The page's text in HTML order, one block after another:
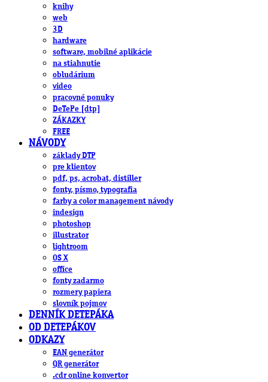
knihy
web
3D
hardware
software, mobilné aplikácie
na stiahnutie
obludárium
video
pracovné ponuky
DeTePe [dtp]
ZÁKAZKY
FREE
NÁVODY
základy DTP
pre klientov
pdf, ps, acrobat, distiller
fonty, písmo, typografia
farby a color management návody
indesign
photoshop
illustrator
lightroom
OS X
office
fonty zadarmo
rozmery papiera
slovník pojmov
DENNÍK DETEPÁKA
OD DETEPÁKOV
ODKAZY
EAN generátor
QR generátor
.cdr online konvertor